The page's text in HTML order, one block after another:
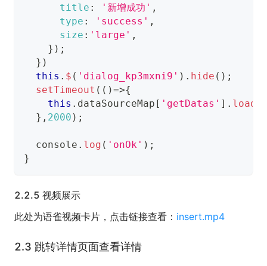
title : '新增成功' ,
type : 'success' ,
size : 'large' ,
} ) ;
} )
this . $ ( 'dialog_kp3mxni9' ) . hide ( ) ;
setTimeout ( ( )=>{
this . dataSourceMap [ 'getDatas' ] . load
} , 2000 ) ;
console . log ( 'onOk' ) ;
}
2.2.5 视频展示
此处为语雀视频卡片，点击链接查看： insert.mp4
2.3 跳转详情页面查看详情